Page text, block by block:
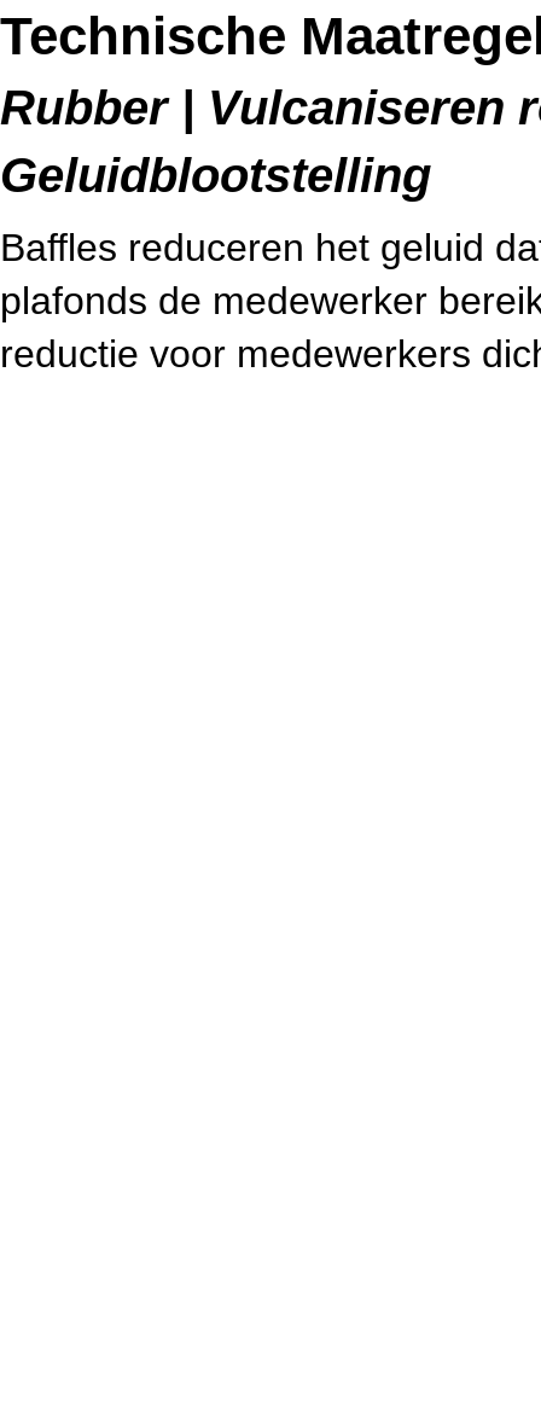
Technische
Rubber | Vulcaniseren
Geluidblootstelling
Baffles reduceren het geluid
plafonds de medewerker
reductie voor medewerkers